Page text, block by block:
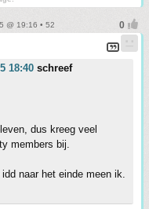
@ 19:16 • 52
18:40 schreef
dus kreeg veel
members bij.
naar het einde meen ik.